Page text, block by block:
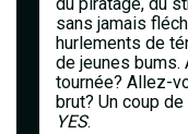
sans jamais
hurlements de
de jeunes bums.
tournée? Allez-
brut? Un coup
YES.